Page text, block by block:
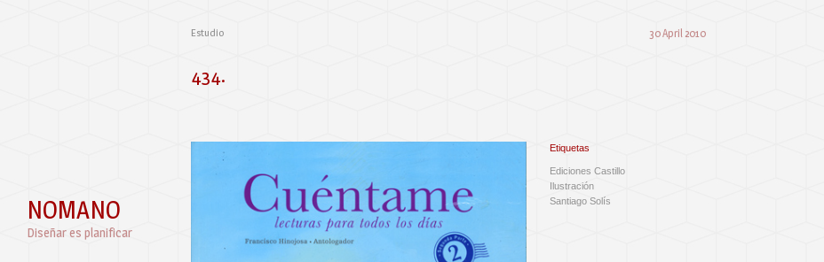
NOMANO
Diseñar es planificar
Estudio 30 April 2010
434.
Etiquetas
Ediciones Castillo
Ilustración
Santiago Solís